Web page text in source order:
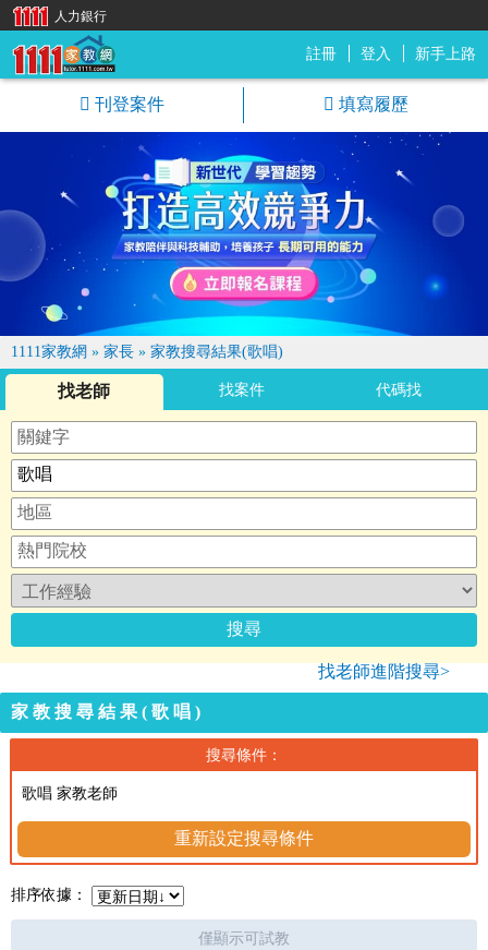
註冊 登入 新手上路
刊登案件 填寫履歷
1111家教網 » 家長 » 家教搜尋結果(歌唱)
找老師 找案件 代碼找
找老師進階搜尋>
家教搜尋結果(歌唱)
搜尋條件：
歌唱 家教老師
重新設定搜尋條件
排序依據：
僅顯示可試教
人力銀行